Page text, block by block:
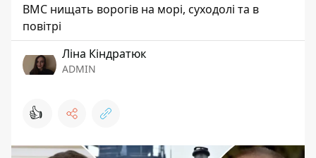
ВМС нищать ворогів на морі, суходолі та в
повітрі
Ліна Кіндратюк
ADMIN
👍